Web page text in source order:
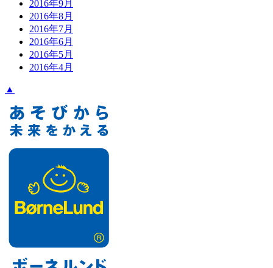
2016年9月
2016年8月
2016年7月
2016年6月
2016年5月
2016年4月
▲